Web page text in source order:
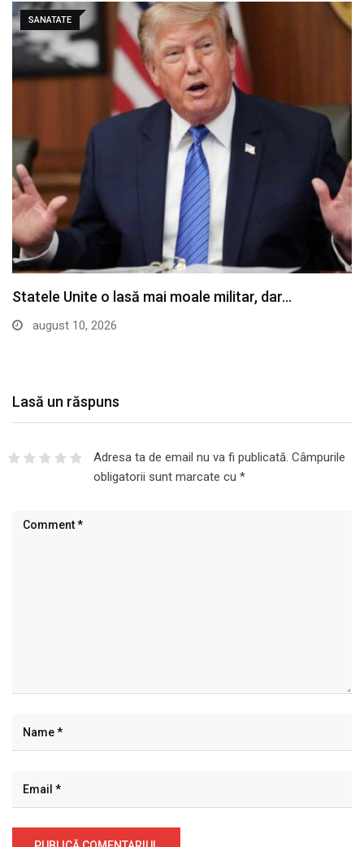
SANATATE
Statele Unite o lasă mai moale militar, dar…
august 10, 2026
Lasă un răspuns
Adresa ta de email nu va fi publicată. Câmpurile
obligatorii sunt marcate cu *